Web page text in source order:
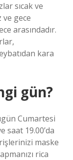
sıcak ve
ve gece
arasındadır.
kara
gün?
Cumartesi
saat 19.00’da
maske
rica